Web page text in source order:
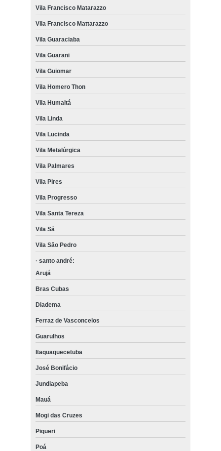
Vila Francisco Matarazzo
Vila Francisco Mattarazzo
Vila Guaraciaba
Vila Guarani
Vila Guiomar
Vila Homero Thon
Vila Humaitá
Vila Linda
Vila Lucinda
Vila Metalúrgica
Vila Palmares
Vila Pires
Vila Progresso
Vila Santa Tereza
Vila Sá
Vila São Pedro
· santo andré:
Arujá
Bras Cubas
Diadema
Ferraz de Vasconcelos
Guarulhos
Itaquaquecetuba
José Bonifácio
Jundiapeba
Mauá
Mogi das Cruzes
Piqueri
Poá